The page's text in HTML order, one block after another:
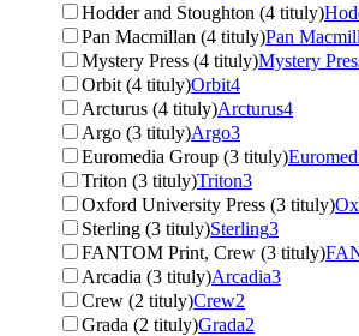
Hodder and Stoughton (4 tituly)
Pan Macmillan (4 tituly)Pan
Mystery Press (4 tituly)Mystery
Orbit (4 tituly)Orbit4
Arcturus (4 tituly)Arcturus4
Argo (3 tituly)Argo3
Euromedia Group (3 tituly)
Triton (3 tituly)Triton3
Oxford University Press (3 tituly)
Sterling (3 tituly)Sterling3
FANTOM Print, Crew (3 tituly)
Arcadia (3 tituly)Arcadia3
Crew (2 tituly)Crew2
Grada (2 tituly)Grada2